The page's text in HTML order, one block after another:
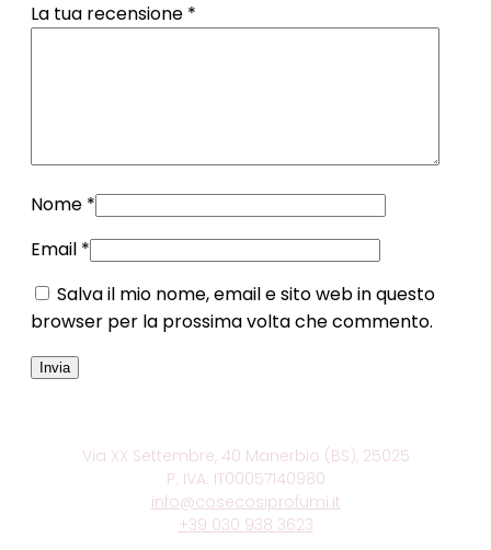
La tua recensione *
Nome *
Email *
Salva il mio nome, email e sito web in questo
browser per la prossima volta che commento.
Via XX Settembre, 40 Manerbio (BS), 25025
P. IVA: IT00057140980
info@cosecosiprofumi.it
+39 030 938 3623